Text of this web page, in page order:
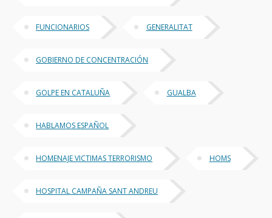
FUNCIONARIOS GENERALITAT
GOBIERNO DE CONCENTRACIÓN
GOLPE EN CATALUÑA GUALBA
HABLAMOS ESPAÑOL
HOMENAJE VICTIMAS TERRORISMO HOMS
HOSPITAL CAMPAÑA SANT ANDREU